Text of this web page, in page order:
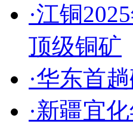
·江铜
顶级铜矿
·华东首
·新疆宜